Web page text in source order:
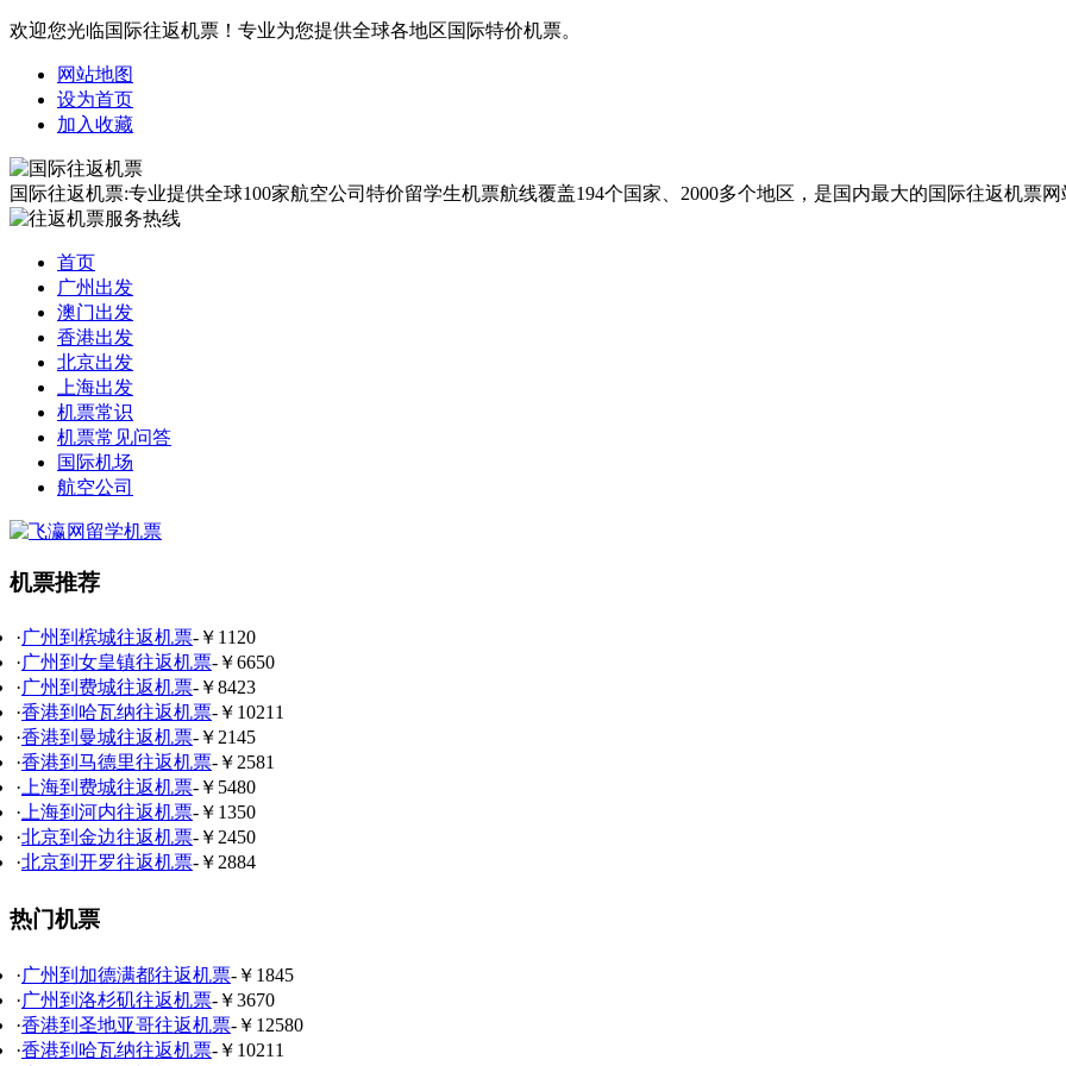
欢迎您光临国际往返机票！专业为您提供全球各地区国际特价机票。
网站地图
设为首页
加入收藏
国际往返机票:专业提供全球100家航空公司特价留学生机票航线覆盖194个国家、2000多个地区，是国内最大的国际往返机票网
首页
广州出发
澳门出发
香港出发
北京出发
上海出发
机票常识
机票常见问答
国际机场
航空公司
机票推荐
·广州到槟城往返机票-￥1120
·广州到女皇镇往返机票-￥6650
·广州到费城往返机票-￥8423
·香港到哈瓦纳往返机票-￥10211
·香港到曼城往返机票-￥2145
·香港到马德里往返机票-￥2581
·上海到费城往返机票-￥5480
·上海到河内往返机票-￥1350
·北京到金边往返机票-￥2450
·北京到开罗往返机票-￥2884
热门机票
·广州到加德满都往返机票-￥1845
·广州到洛杉矶往返机票-￥3670
·香港到圣地亚哥往返机票-￥12580
·香港到哈瓦纳往返机票-￥10211